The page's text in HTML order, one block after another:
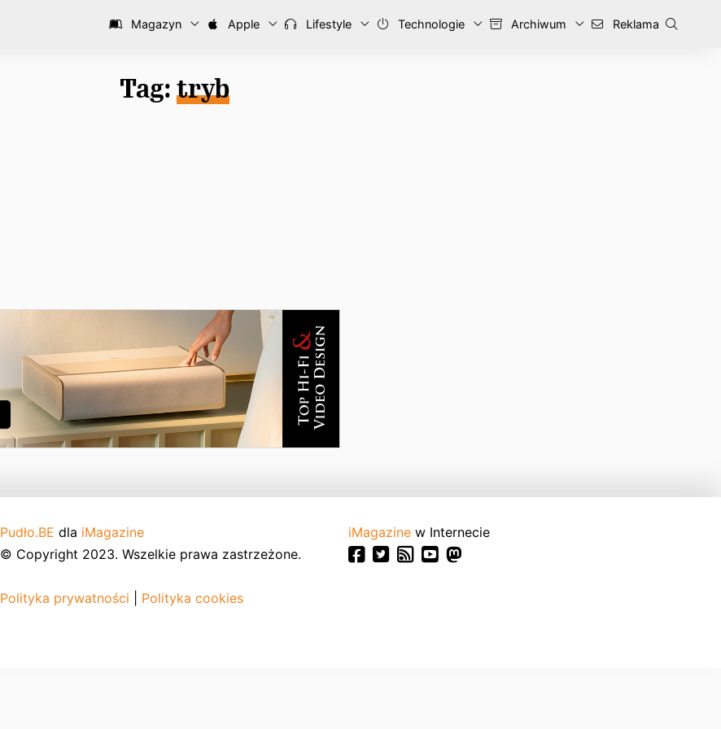
Magazyn Apple Lifestyle Technologie Archiwum Reklama
Tag: tryb
Pudło.BE dla iMagazine
© Copyright 2023. Wszelkie prawa zastrzeżone.
Polityka prywatności Polityka cookies
iMagazine w Internecie